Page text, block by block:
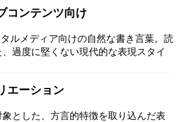
コンテンツ向け
ルメディア向けの自然な書き言葉。読
過度に堅くない現代的な表現スタイ
エーション
とした、方言的特徴を取り込んだ表